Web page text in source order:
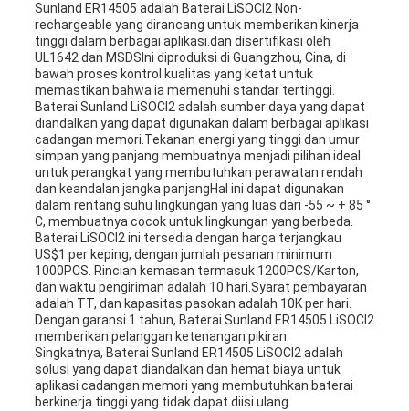
Sunland ER14505 adalah Baterai LiSOCl2 Non-
rechargeable yang dirancang untuk memberikan kinerja
tinggi dalam berbagai aplikasi.dan disertifikasi oleh
UL1642 dan MSDSIni diproduksi di Guangzhou, Cina, di
bawah proses kontrol kualitas yang ketat untuk
memastikan bahwa ia memenuhi standar tertinggi.
Baterai Sunland LiSOCl2 adalah sumber daya yang dapat
diandalkan yang dapat digunakan dalam berbagai aplikasi
cadangan memori.Tekanan energi yang tinggi dan umur
simpan yang panjang membuatnya menjadi pilihan ideal
untuk perangkat yang membutuhkan perawatan rendah
dan keandalan jangka panjangHal ini dapat digunakan
dalam rentang suhu lingkungan yang luas dari -55 ~ + 85 °
C, membuatnya cocok untuk lingkungan yang berbeda.
Baterai LiSOCl2 ini tersedia dengan harga terjangkau
US$1 per keping, dengan jumlah pesanan minimum
1000PCS. Rincian kemasan termasuk 1200PCS/Karton,
dan waktu pengiriman adalah 10 hari.Syarat pembayaran
adalah TT, dan kapasitas pasokan adalah 10K per hari.
Dengan garansi 1 tahun, Baterai Sunland ER14505 LiSOCl2
memberikan pelanggan ketenangan pikiran.
Singkatnya, Baterai Sunland ER14505 LiSOCl2 adalah
solusi yang dapat diandalkan dan hemat biaya untuk
aplikasi cadangan memori yang membutuhkan baterai
berkinerja tinggi yang tidak dapat diisi ulang.